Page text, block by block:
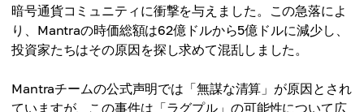
暗号通貨コミュニティに衝撃を与えました。この急落によ
り、Mantraの時価総額は62億ドルから5億ドルに減少し、
投資家たちはその原因を探し求めて混乱しました。
Mantraチームの公式声明では「無謀な清算」が原因とされ
ていますが、この事件は「ラグプル」の可能性について広